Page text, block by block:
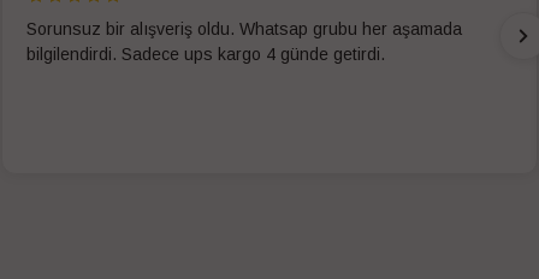
Sorunsuz bir alışveriş oldu. Whatsap grubu her aşamada
bilgilendirdi. Sadece ups kargo 4 günde getirdi.